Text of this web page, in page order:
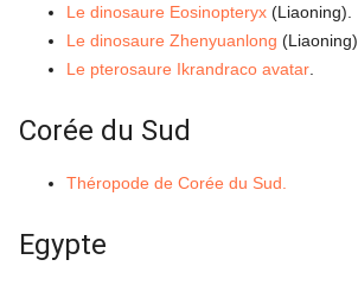
Le dinosaure Eosinopteryx (Liaoning).
Le dinosaure Zhenyuanlong (Liaoning).
Le pterosaure Ikrandraco avatar
Corée du Sud
Théropode de Corée du Sud.
Egypte